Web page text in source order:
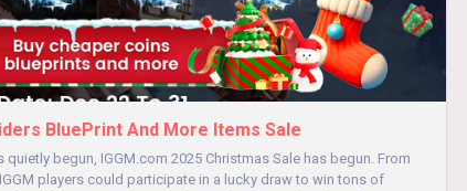
BluePrint And More Items Sale
begun, IGGM.com 2025 Christmas Sale has begun. From
players could participate in a lucky draw to win tons of